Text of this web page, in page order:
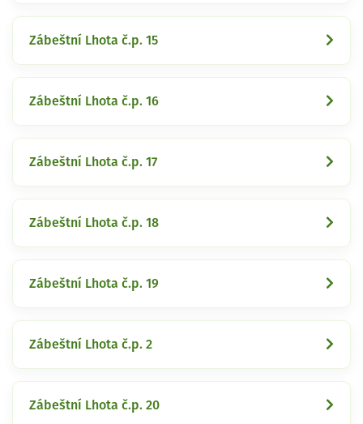
Zábeštní Lhota č.p. 15
Zábeštní Lhota č.p. 16
Zábeštní Lhota č.p. 17
Zábeštní Lhota č.p. 18
Zábeštní Lhota č.p. 19
Zábeštní Lhota č.p. 2
Zábeštní Lhota č.p. 20